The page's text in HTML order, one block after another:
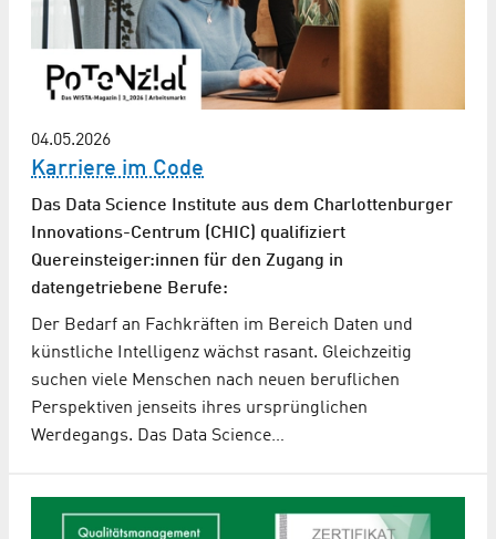
04.05.2026
Karriere im Code
Das Data Science Institute aus dem Charlottenburger
Innovations-Centrum (CHIC) qualifiziert
Quereinsteiger:innen für den Zugang in
datengetriebene Berufe:
Der Bedarf an Fachkräften im Bereich Daten und
künstliche Intelligenz wächst rasant. Gleichzeitig
suchen viele Menschen nach neuen beruflichen
Perspektiven jenseits ihres ursprünglichen
Werdegangs. Das Data Science…